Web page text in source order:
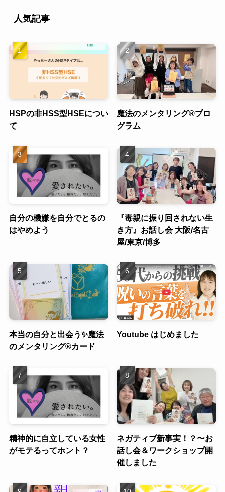
人気記事
HSPの非HSS型HSEについ
て
魔法のメンタリング®︎プロ
グラム
自分の機嫌を自分でとるの
はやめよう
『毒親に振り回されない生
き方』お話し会 大阪/名古
屋/東京/博多
本当の自分と出会う✨魔法
のメンタリング®︎カード
Youtube はじめました
精神的に自立している女性
がモテるってホント？
ネガティブ新事実！？〜お
話し会＆ワークショップ開
催しました